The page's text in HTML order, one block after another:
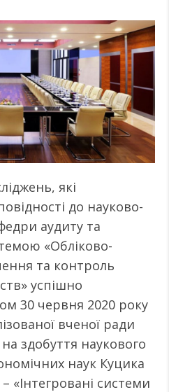
які
до науково-
аудиту та
«Обліково-
та контроль
успішно
30 червня 2020 року
вченої ради
здобуття наукового
наук Куцика
«Інтегровані системи